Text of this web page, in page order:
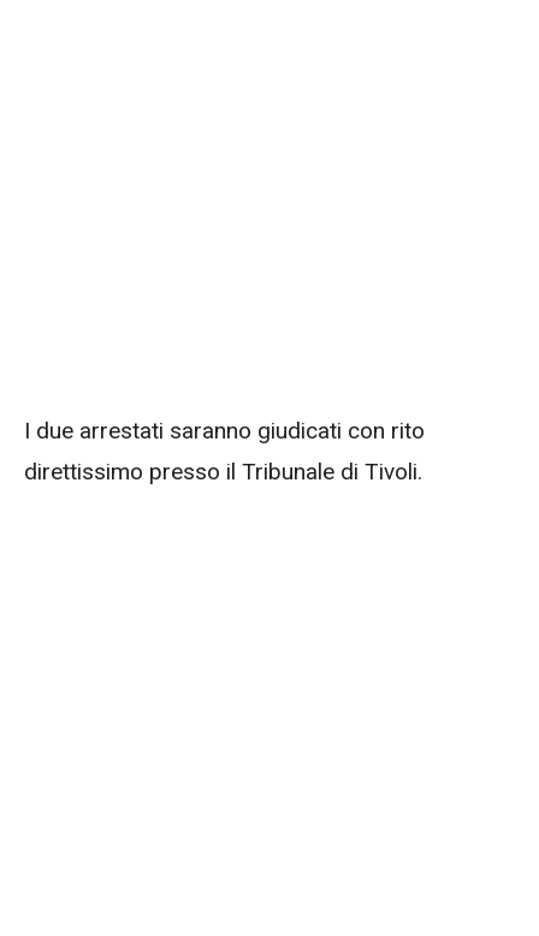
I due arrestati saranno giudicati con rito
direttissimo presso il Tribunale di Tivoli.